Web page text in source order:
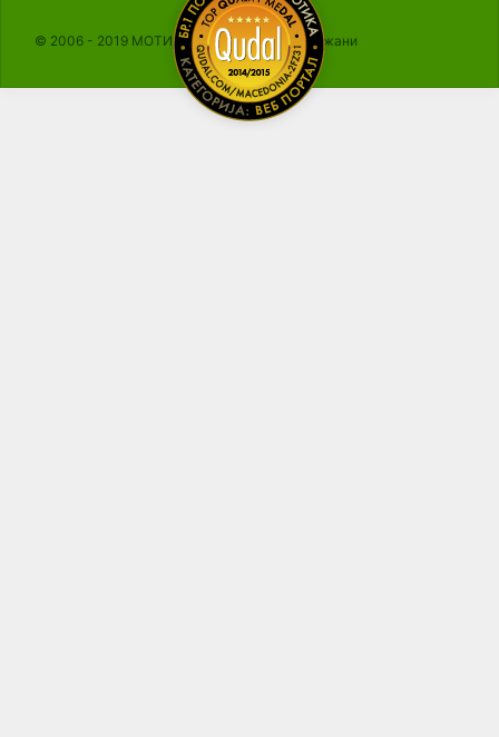
© 2006 - 2019 МОТИКА, Сите права се задржани